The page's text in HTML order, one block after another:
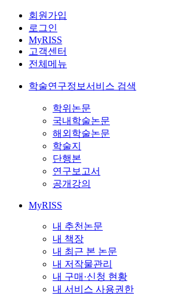
회원가입
로그인
MyRISS
고객센터
전체메뉴
학술연구정보서비스 검색
학위논문
국내학술논문
해외학술논문
학술지
단행본
연구보고서
공개강의
MyRISS
내 추천논문
내 책장
내 최근 본 논문
내 저작물관리
내 구매·신청 현황
내 서비스 사용권한